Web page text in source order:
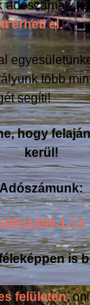
adószámát,
érheti el.
több
segíti!
hogy
kerül!
Adószámunk:
1-13
is
felületen,